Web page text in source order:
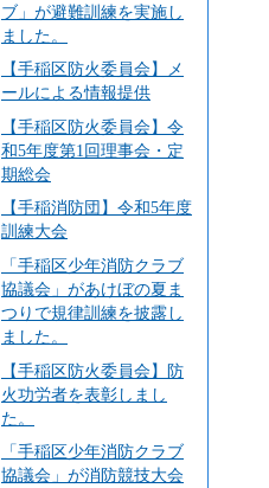
ブ」が避難訓練を実施し
ました。
【手稲区防火委員会】メ
ールによる情報提供
【手稲区防火委員会】令
和5年度第1回理事会・定
期総会
【手稲消防団】令和5年度
訓練大会
「手稲区少年消防クラブ
協議会」があけぼの夏ま
つりで規律訓練を披露し
ました。
【手稲区防火委員会】防
火功労者を表彰しまし
た。
「手稲区少年消防クラブ
協議会」が消防競技大会